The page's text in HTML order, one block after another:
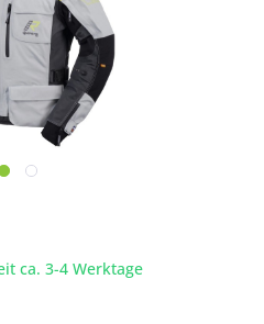
ca. 3-4 Werktage